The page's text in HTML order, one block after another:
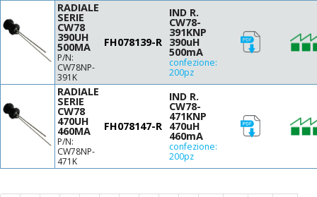
6800
10000
16000
39000
47000
2x3300
RADIALE
SERIE
CW78
390UH
500MA
P/N:
CW78NP-
391K
FH078139-R
IND R.
CW78-
391KNP
390uH
500mA
confezione:
200pz
RADIALE
SERIE
CW78
470UH
460MA
P/N:
CW78NP-
471K
FH078147-R
IND R.
CW78-
471KNP
470uH
460mA
confezione:
200pz